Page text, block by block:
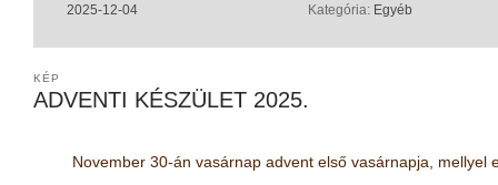
2025-12-04 Kategória: Egyéb
ADVENTI KÉSZÜLET 2025.
KÉP
November 30-án vasárnap advent első vasárnapja, mellyel